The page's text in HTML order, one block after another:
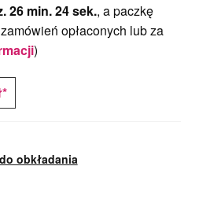
26 min. 23 sek., a paczkę
opłaconych lub za
)
obkładania